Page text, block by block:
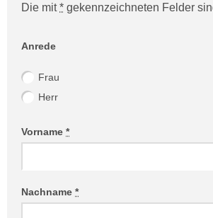
Die mit* gekennzeichneten Felder
Anrede
Frau
Herr
Vorname *
Nachname *